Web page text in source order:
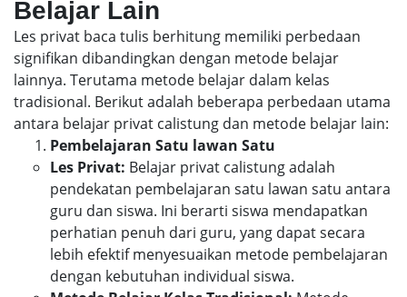
Belajar Lain
Les privat baca tulis berhitung memiliki perbedaan
signifikan dibandingkan dengan metode belajar
lainnya. Terutama metode belajar dalam kelas
tradisional. Berikut adalah beberapa perbedaan utama
antara belajar privat calistung dan metode belajar lain:
Pembelajaran Satu lawan Satu
Les Privat: Belajar privat calistung adalah
pendekatan pembelajaran satu lawan satu antara
guru dan siswa. Ini berarti siswa mendapatkan
perhatian penuh dari guru, yang dapat secara
lebih efektif menyesuaikan metode pembelajaran
dengan kebutuhan individual siswa.